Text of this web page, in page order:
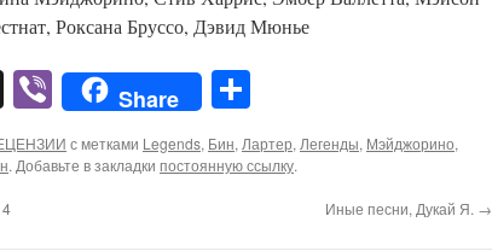
Роксана Бруссо, Дэвид Мюнье
X ViberShare
с метками Legends, Бин,Лартер,Легенды, Мэйджорино,
. Добавьте в закладки постоянную ссылку.
Иные песни, Дукай Я. →